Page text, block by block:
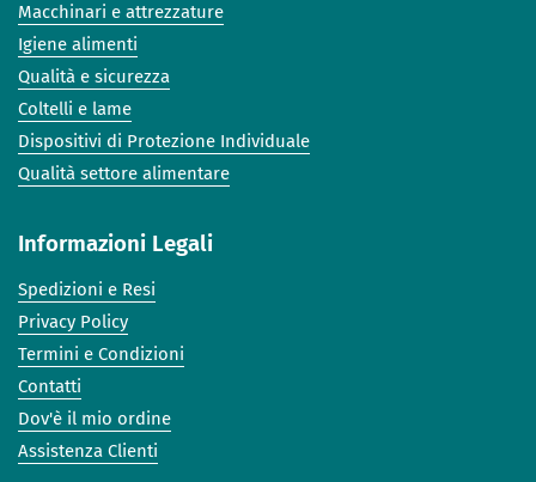
Macchinari e attrezzature
Igiene alimenti
Qualità e sicurezza
Coltelli e lame
Dispositivi di Protezione Individuale
Qualità settore alimentare
Informazioni Legali
Spedizioni e Resi
Privacy Policy
Termini e Condizioni
Contatti
Dov'è il mio ordine
Assistenza Clienti